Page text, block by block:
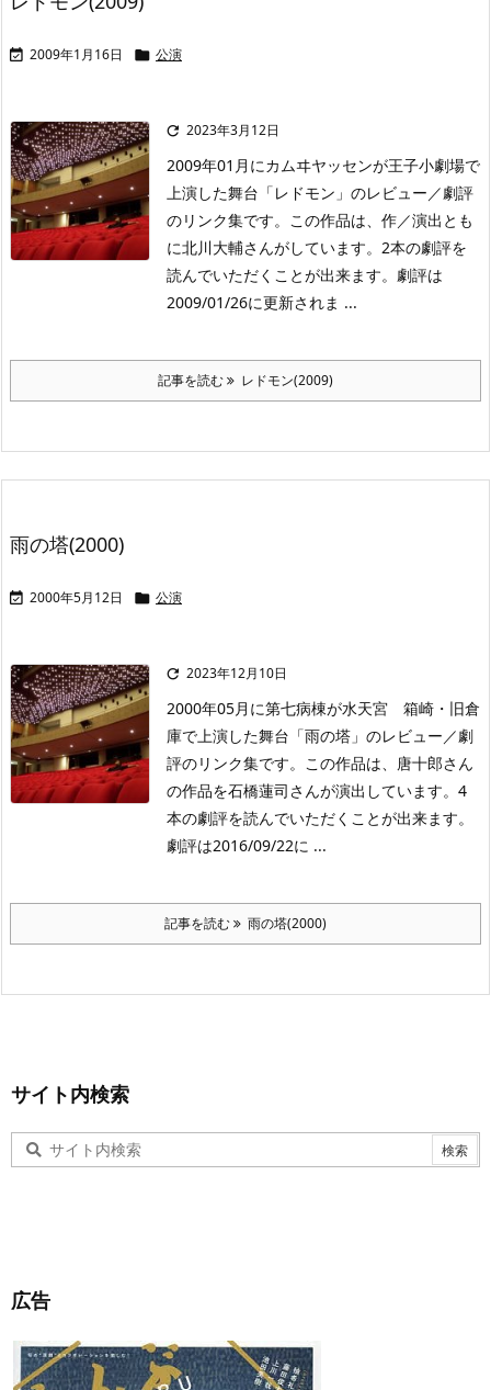
 2009年1月16日  公演
 2023年3月12日
2009年01月にカムヰヤッセンが王子小劇場で
上演した舞台「レドモン」のレビュー／劇評
のリンク集です。この作品は、作／演出とも
に北川大輔さんがしています。2本の劇評を
読んでいただくことが出来ます。劇評は
2009/01/26に更新されま ...
記事を読む レドモン(2009)
雨の塔(2000)
 2000年5月12日  公演
 2023年12月10日
2000年05月に第七病棟が水天宮 箱崎・旧倉
庫で上演した舞台「雨の塔」のレビュー／劇
評のリンク集です。この作品は、唐十郎さん
の作品を石橋蓮司さんが演出しています。4
本の劇評を読んでいただくことが出来ます。
劇評は2016/09/22に ...
記事を読む 雨の塔(2000)
サイト内検索
広告